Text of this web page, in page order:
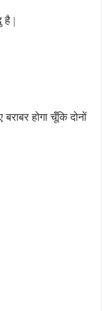
है |
होगा चूँकि दोनों